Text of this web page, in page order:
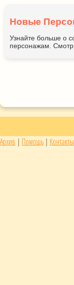
Новые
Узнайте больше о
персонажам.
Архив | Помощь | Контакты